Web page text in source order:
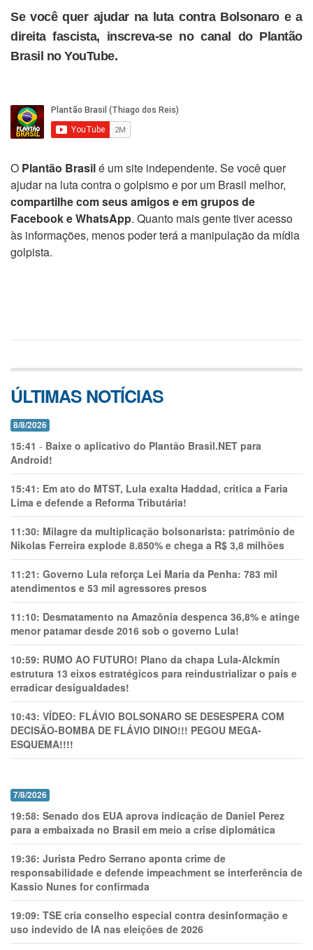
Se você quer ajudar na luta contra Bolsonaro e a
direita fascista, inscreva-se no canal do Plantão
Brasil no YouTube.
O Plantão Brasilé um site independente. Se você quer
ajudar na luta contra o golpismo e por um Brasil melhor,
compartilhe com seus amigos e em grupos de
Facebook e WhatsApp. Quanto mais gente tiver acesso
às informações, menos poder terá a manipulação da mídia
golpista.
ÚLTIMAS NOTÍCIAS
8/8/2026
15:41 - Baixe o aplicativo do Plantão Brasil.NET para
Android!
15:41: Em ato do MTST, Lula exalta Haddad, critica a Faria
Lima e defende a Reforma Tributária!
11:30: Milagre da multiplicação bolsonarista: patrimônio de
Nikolas Ferreira explode 8.850% e chega a R$ 3,8 milhões
11:21: Governo Lula reforça Lei Maria da Penha: 783 mil
atendimentos e 53 mil agressores presos
11:10: Desmatamento na Amazônia despenca 36,8% e atinge
menor patamar desde 2016 sob o governo Lula!
10:59: RUMO AO FUTURO! Plano da chapa Lula-Alckmin
estrutura 13 eixos estratégicos para reindustrializar o país e
erradicar desigualdades!
10:43: VÍDEO: FLÁVIO BOLSONARO SE DESESPERA COM
DECISÃO-BOMBA DE FLÁVIO DINO!!! PEGOU MEGA-
ESQUEMA!!!!
7/8/2026
19:58: Senado dos EUA aprova indicação de Daniel Perez
para a embaixada no Brasil em meio a crise diplomática
19:36: Jurista Pedro Serrano aponta crime de
responsabilidade e defende impeachment se interferência de
Kassio Nunes for confirmada
19:09: TSE cria conselho especial contra desinformação e
uso indevido de IA nas eleições de 2026